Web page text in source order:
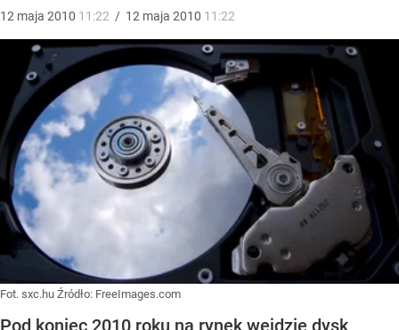
12 maja 2010 11:22 / 12 maja 2010 11:22
Fot. sxc.hu Źródło: FreeImages.com